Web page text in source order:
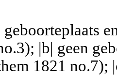
geboorteplaats
|b| geen
1821 no.7);